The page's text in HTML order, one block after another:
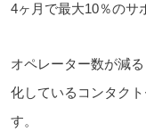
4ヶ月で最大10％のサ
オペレーター数が減
化しているコンタク
す。